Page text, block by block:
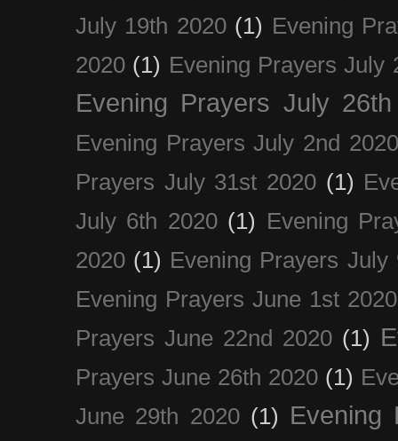
July 19th 2020 (1) Evening
2020 (1) Evening Prayers July
Evening Prayers July
Evening Prayers July 2nd 2020
Prayers July 31st 2020 (1)
July 6th 2020 (1) Evening
2020 (1) Evening Prayers July
Evening Prayers June 1st 2020
Prayers June 22nd 2020 (1)
Prayers June 26th 2020 (1)
June 29th 2020 (1) Evening